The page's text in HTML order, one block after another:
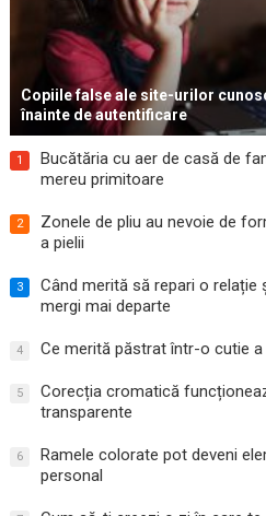
Copiile false ale site-urilor
înainte de autentificare
1
Bucătăria cu aer de casă de
mereu primitoare
2
Zonele de pliu au nevoie de
a pielii
3
Când merită să repari o
mergi mai departe
4 Ce merită păstrat într-o cutie
5
Corecția cromatică
transparente
6
Ramele colorate pot deveni
personal